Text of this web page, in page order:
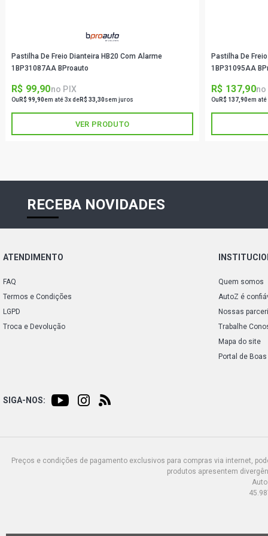
Pastilha De Freio Dianteira HB20 Com Alarme
1BP31087AA BProauto
R$ 99,90no PIX
Ou R$ 99,90em até 3x deR$ 33,30sem juros
VER PRODUTO
Pastilha De
1BP31095AA
R$ 137,90no
Ou R$ 137,90em até
RECEBA NOVIDADES
ATENDIMENTO
FAQ
Termos e Condições
LGPD
Troca e Devolução
Quem somos
AutoZ é
Nossas
Trabalhe
Mapa do site
Portal de
SIGA-NOS:
Preços e condições de pagamento exclusivos para compras via internet,
produtos apresentem